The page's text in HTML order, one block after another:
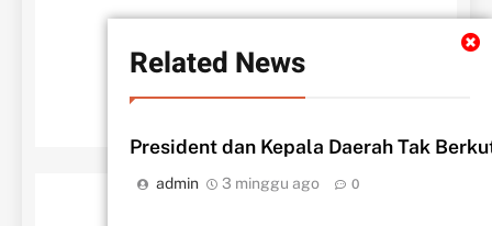
Related News
President dan Kepala Daerah Tak
admin 3 minggu ago 0